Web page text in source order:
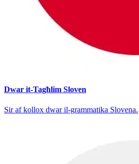
Dwar it-Tagħlim Sloven
Sir af kollox dwar il-grammatika Slovena.